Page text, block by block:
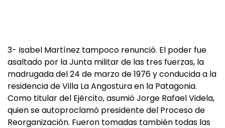
3- Isabel Martínez tampoco renunció. El poder fue
asaltado por la Junta militar de las tres fuerzas, la
madrugada del 24 de marzo de 1976 y conducida a la
residencia de Villa La Angostura en la Patagonia.
Como titular del Ejército, asumió Jorge Rafael Videla,
quien se autoproclamó presidente del Proceso de
Reorganización. Fueron tomadas también todas las